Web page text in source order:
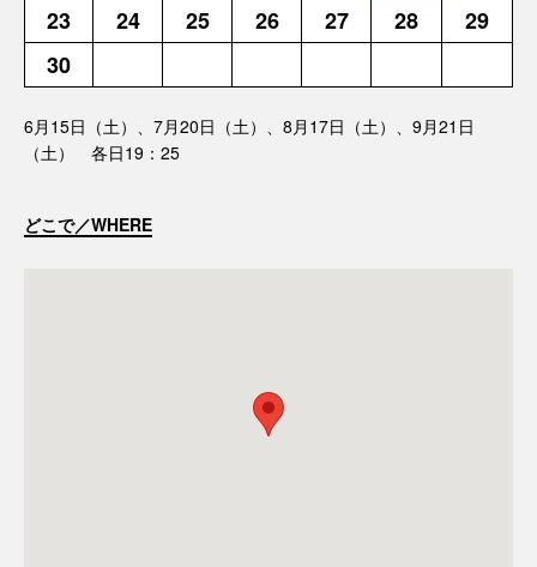
23
24 25 26 27 28
29
30
6月15日（土）、7月20日（土）、8月17日（土）、9月21日
（土） 各日19：25
どこで／WHERE